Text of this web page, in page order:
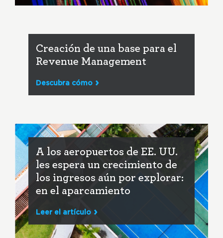
Creación de una base para el
Revenue Management
Descubra cómo
A los aeropuertos de EE. UU.
les espera un crecimiento de
los ingresos aún por explorar:
en el aparcamiento
Leer el artículo